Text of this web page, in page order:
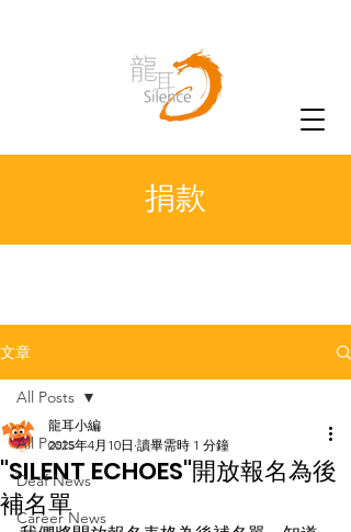
捐款
文章
All Posts
Deaf News
Career News
All Posts
"SILENT ECHOES"開放報名為後
補名單
龍耳小編
2025年4月10日 讀畢需時 1 分鐘